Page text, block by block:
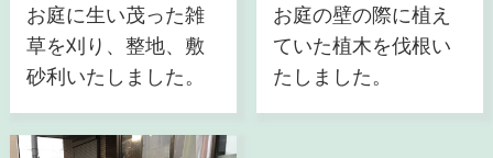
お庭に生い茂った雑
草を刈り、整地、敷
砂利いたしました。
お庭の壁の際に植え
ていた植木を伐根い
たしました。